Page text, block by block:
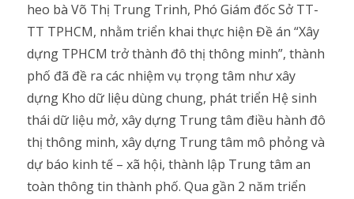
heo bà Võ Thị Trung Trinh, Phó Giám đốc Sở TT-
TT TPHCM, nhằm triển khai thực hiện Đề án “Xây
dựng TPHCM trở thành đô thị thông minh”, thành
phố đã đề ra các nhiệm vụ trọng tâm như xây
dựng Kho dữ liệu dùng chung, phát triển Hệ sinh
thái dữ liệu mở, xây dựng Trung tâm điều hành đô
thị thông minh, xây dựng Trung tâm mô phỏng và
dự báo kinh tế – xã hội, thành lập Trung tâm an
toàn thông tin thành phố. Qua gần 2 năm triển